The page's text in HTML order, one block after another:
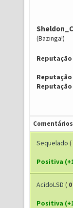
Sheldon_C
(Bazinga!)
Reputação
Comentários
Sequelado (
Positiva
AcidoLSD ( 0
Positiva